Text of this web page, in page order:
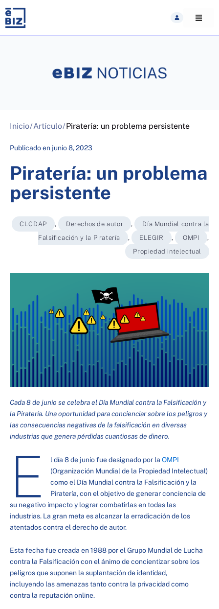
content
Inicio/Artículo/Piratería: un problema persistente
Publicado en junio 8, 2023
Piratería: un problema
persistente
CLCDAP , Derechos de autor ,
Día Mundial contra la
Falsificación y la Piratería
, ELEGIR , OMPI
,
Propiedad intelectual
Cada 8 de junio se celebra el Día Mundial contra la Falsificación y
la Piratería. Una oportunidad para concienciar sobre los peligros y
las consecuencias negativas de la falsificación en diversas
industrias que genera pérdidas cuantiosas de dinero.
E l día 8 de junio fue designado por la OMPI
(Organización Mundial de la Propiedad Intelectual)
como el Día Mundial contra la Falsificación y la
Piratería, con el objetivo de generar conciencia de
su negativo impacto y lograr combatirlas en todas las
industrias. La gran meta es alcanzar la erradicación de los
atentados contra el derecho de autor.
Esta fecha fue creada en 1988 por el Grupo Mundial de Lucha
contra la Falsificación con el ánimo de concientizar sobre los
peligros que suponen la suplantación de identidad,
incluyendo las amenazas tanto contra la privacidad como
contra la reputación online.